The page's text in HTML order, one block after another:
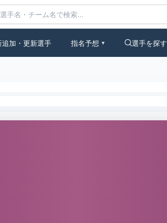
追加・更新選手 指名予想 ▼ 選手を探す